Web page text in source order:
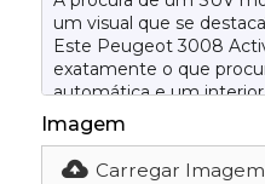
Imagem
Carregar Imagem